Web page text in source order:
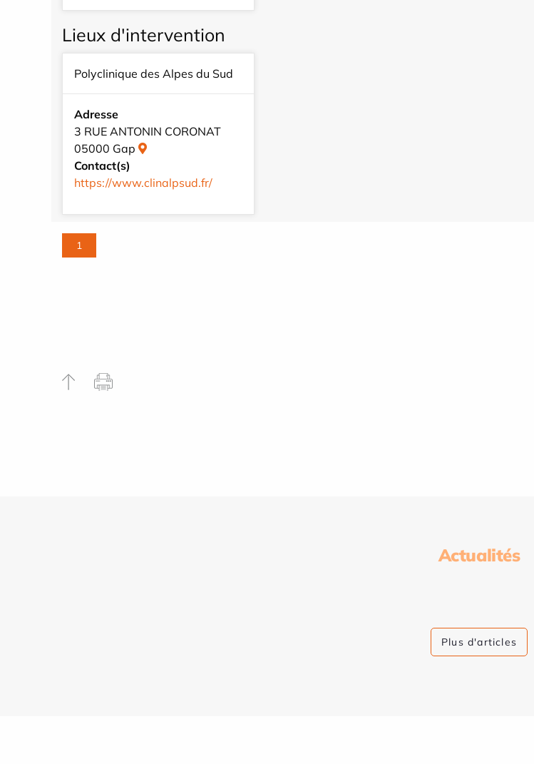
Lieux d'intervention
Polyclinique des Alpes du Sud
Adresse
3 RUE ANTONIN CORONAT
05000 Gap
Contact(s)
https://www.clinalpsud.fr/
1
Actualités
Plus d'articles